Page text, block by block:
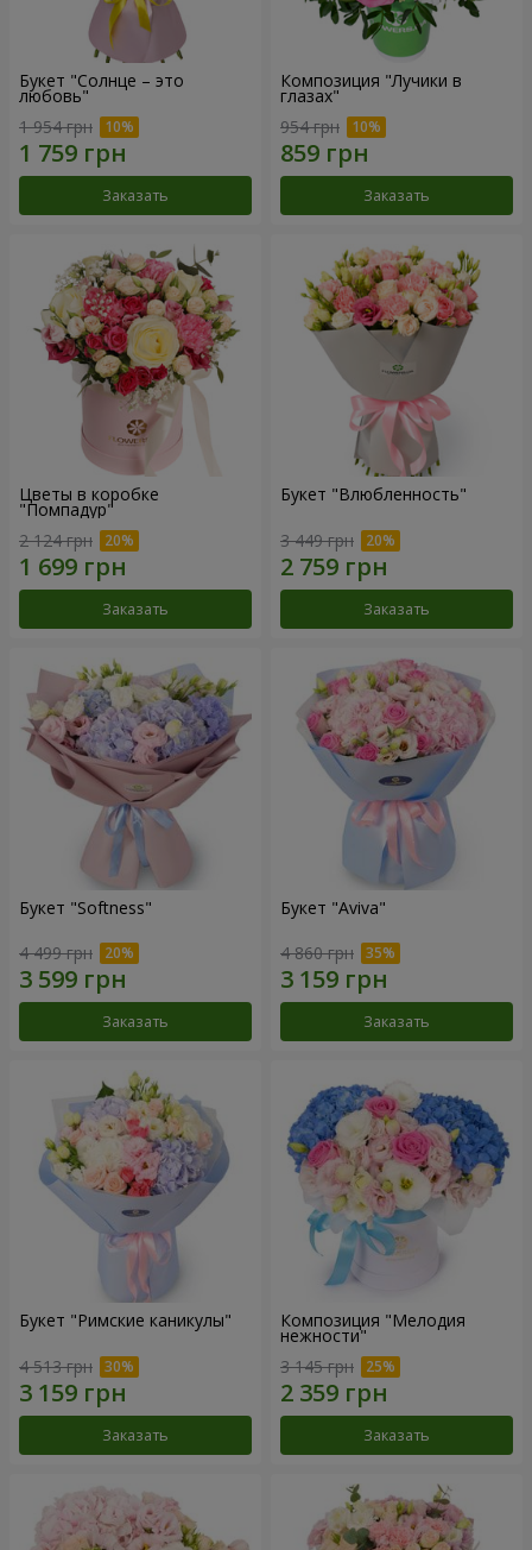
Букет "Солнце – это
любовь"
1 954 грн
Заказать
Композиция "Лучики в
глазах"
954 грн
Заказать
Цветы в коробке
"Помпадур"
2 124 грн
Заказать
Букет "Влюбленность"
3 449 грн
Заказать
Букет "Softness"
4 499 грн
Заказать
Букет "Aviva"
4 860 грн
Заказать
Букет "Римские каникулы"
4 513 грн
Заказать
Композиция "Мелодия
нежности"
3 145 грн
Заказать